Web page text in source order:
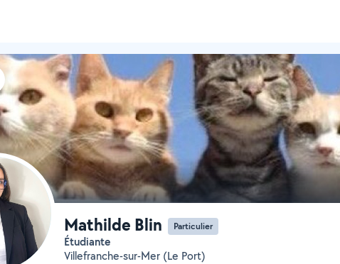
Mathilde Blin Particulier
Étudiante
Villefranche-sur-Mer (Le Port)